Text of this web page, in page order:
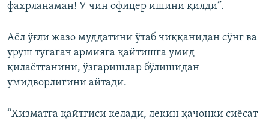
фахрланаман! У чин офицер ишини қилди”.
Аёл ўғли жазо муддатини ўтаб чиққанидан сўнг ва
уруш тугагач армияга қайтишга умид
қилаётганини, ўзгаришлар бўлишидан
умидворлигини айтади.
“Хизматга қайтгиси келади, лекин қачонки сиёсат